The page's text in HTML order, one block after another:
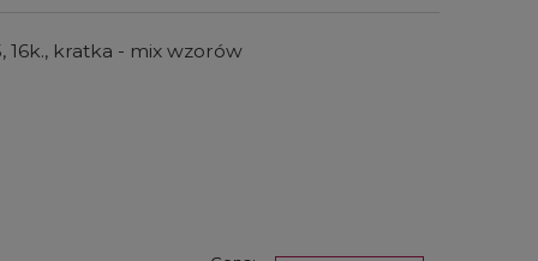
16k., kratka - mix wzorów